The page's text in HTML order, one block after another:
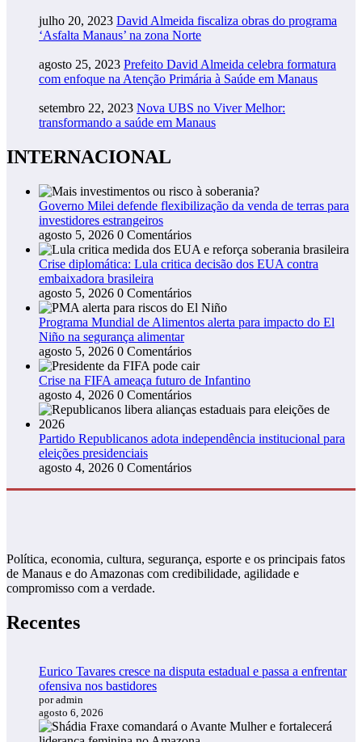
julho 20, 2023 David Almeida fiscaliza obras do programa
‘Asfalta Manaus’ na zona Norte
agosto 25, 2023 Prefeito David Almeida celebra formatura
com enfoque na Atenção Primária à Saúde em Manaus
setembro 22, 2023 Nova UBS no Viver Melhor:
transformando a saúde em Manaus
INTERNACIONAL
Governo Milei defende flexibilização da venda de terras para
investidores estrangeiros
agosto 5, 2026 0 Comentários
Crise diplomática: Lula critica decisão dos EUA contra
embaixadora brasileira
agosto 5, 2026 0 Comentários
Programa Mundial de Alimentos alerta para impacto do El
Niño na segurança alimentar
agosto 5, 2026 0 Comentários
Crise na FIFA ameaça futuro de Infantino
agosto 4, 2026 0 Comentários
Partido Republicanos adota independência institucional para
eleições presidenciais
agosto 4, 2026 0 Comentários
Política, economia, cultura, segurança, esporte e os principais fatos
de Manaus e do Amazonas com credibilidade, agilidade e
compromisso com a verdade.
Recentes
Eurico Tavares cresce na disputa estadual e passa a enfrentar
ofensiva nos bastidores
por admin
agosto 6, 2026